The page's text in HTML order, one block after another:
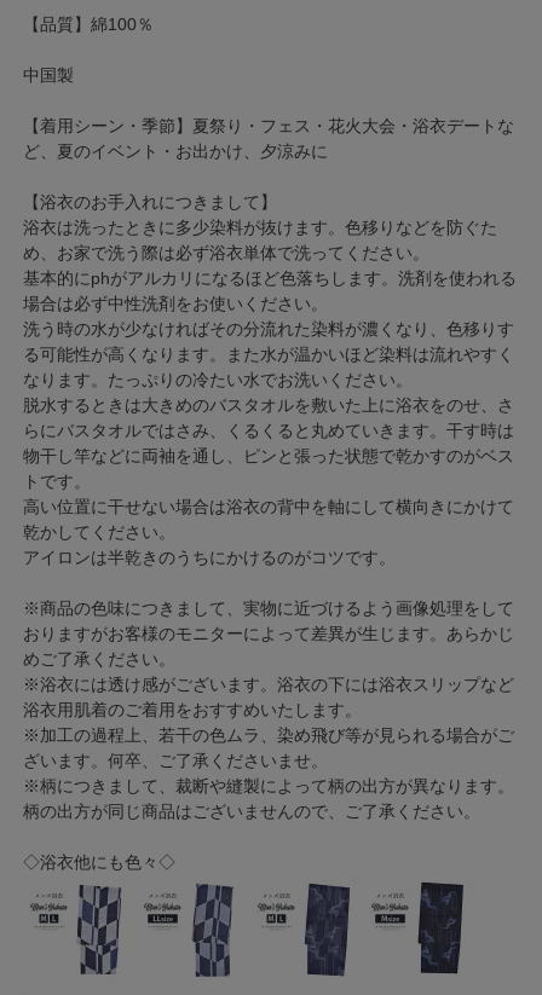
【品質】綿100％
中国製
【着用シーン・季節】夏祭り・フェス・花火大会・浴衣デートな
ど、夏のイベント・お出かけ、夕涼みに
【浴衣のお手入れにつきまして】
浴衣は洗ったときに多少染料が抜けます。色移りなどを防ぐた
め、お家で洗う際は必ず浴衣単体で洗ってください。
基本的にphがアルカリになるほど色落ちします。洗剤を使われる
場合は必ず中性洗剤をお使いください。
洗う時の水が少なければその分流れた染料が濃くなり、色移りす
る可能性が高くなります。また水が温かいほど染料は流れやすく
なります。たっぷりの冷たい水でお洗いください。
脱水するときは大きめのバスタオルを敷いた上に浴衣をのせ、さ
らにバスタオルではさみ、くるくると丸めていきます。干す時は
物干し竿などに両袖を通し、ピンと張った状態で乾かすのがベス
トです。
高い位置に干せない場合は浴衣の背中を軸にして横向きにかけて
乾かしてください。
アイロンは半乾きのうちにかけるのがコツです。
※商品の色味につきまして、実物に近づけるよう画像処理をして
おりますがお客様のモニターによって差異が生じます。あらかじ
めご了承ください。
※浴衣には透け感がございます。浴衣の下には浴衣スリップなど
浴衣用肌着のご着用をおすすめいたします。
※加工の過程上、若干の色ムラ、染め飛び等が見られる場合がご
ざいます。何卒、ご了承くださいませ。
※柄につきまして、裁断や縫製によって柄の出方が異なります。
柄の出方が同じ商品はございませんので、ご了承ください。
◇浴衣他にも色々◇